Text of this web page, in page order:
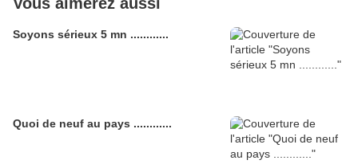
Soyons sérieux 5 mn ............
Quoi de neuf au pays ............